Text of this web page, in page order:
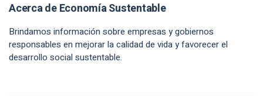
Acerca de Economía Sustentable
Brindamos información sobre empresas y gobiernos
responsables en mejorar la calidad de vida y favorecer el
desarrollo social sustentable.